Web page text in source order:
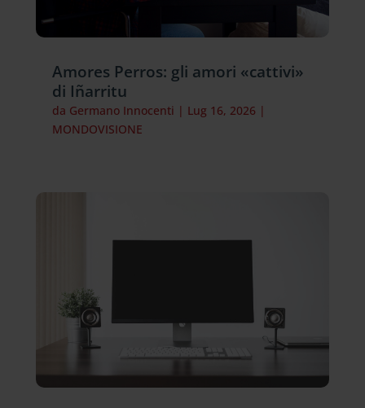
Amores Perros: gli amori «cattivi»
di Iñarritu
da Germano Innocenti | Lug 16, 2026 |
MONDOVISIONE